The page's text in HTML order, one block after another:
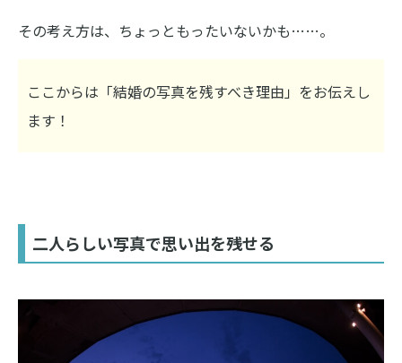
その考え方は、ちょっともったいないかも……。
ここからは「結婚の写真を残すべき理由」をお伝えし
ます！
二人らしい写真で思い出を残せる